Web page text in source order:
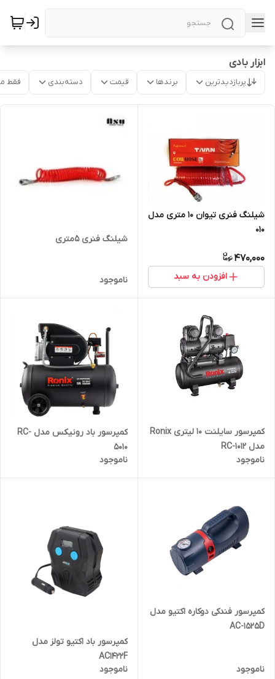
ابزار بادی
پربازدیدترین برندها قیمت دسته‌بندی فقط
شیلنگ فنری تیوان 10 متری مدل
010
470,000
افزودن به سبد
شیلنگ فنری 5متری
ناموجود
کمپرسور سایلنت 10 لیتری Ronix
مدل RC-1012
ناموجود
کمپرسور باد رونیکس مدل RC-
5010
ناموجود
کمپرسور فندکی دوکاره اکتیو مدل
AC-1525D
ناموجود
کمپرسور باد اکتیو تولز مدل
AC1422F
ناموجود